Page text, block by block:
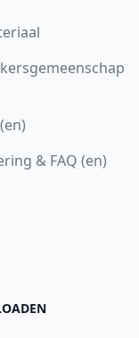
& FAQ (en)